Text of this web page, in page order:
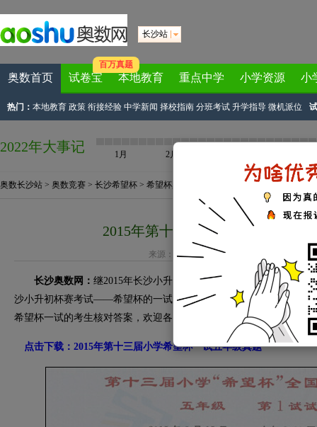
长沙站
奥数首页 试卷宝
百万真题
本地教育 重点中学 小学资源 小
热门： 本地教育 政策 衔接经验 中学新闻 择校指南 分班考试 升学指导 微机派位
2022年大事记 1月 2月
奥数长沙站 > 奥数竞赛 > 长沙希望杯 > 希望杯真题
2015年第十三届小学希望杯一试
来源： 长沙奥数网 作者：奥数网小编 2015-
长沙奥数网： 继2015年长沙小升初华杯赛的考试之后，2015年3
沙小升初杯赛考试——希望杯的一试（初赛），长沙奥数网已经公布
希望杯一试的考生核对答案，欢迎各位家长持续关注我们。
点击下载：2015年第十三届小学希望杯一试五年级真题